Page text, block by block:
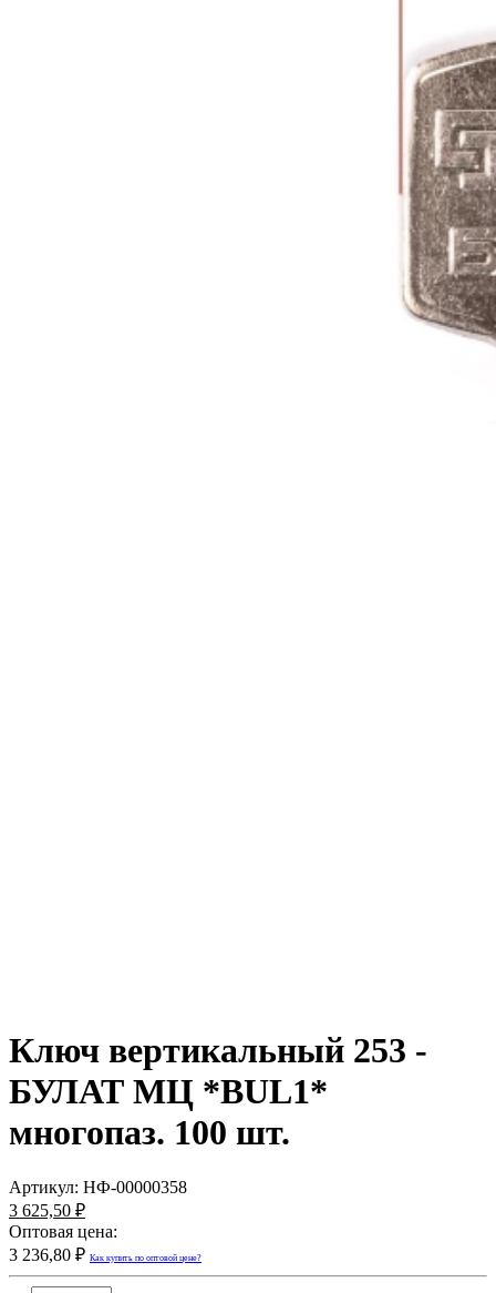
Ключ вертикальный 253 -
БУЛАТ МЦ *BUL1*
многопаз. 100 шт.
Артикул: НФ-00000358
3 625,50 ₽
Оптовая цена:
3 236,80 ₽ Как купить по оптовой цене?